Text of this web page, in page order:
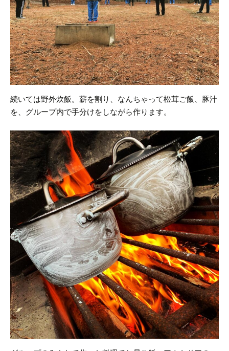
続いては野外炊飯。 薪を割り、なんちゃって松茸ご飯、豚汁
を、グループ内で手分けをしながら作ります。